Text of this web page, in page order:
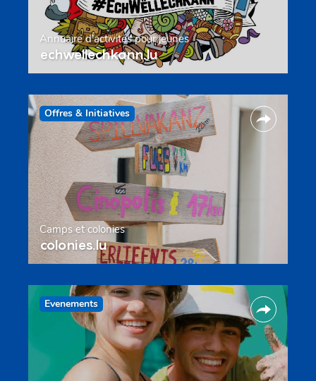
Annuaire d’activités pour jeunes
echwellechkann.lu
Offres & Initiatives
Camps et colonies
colonies.lu
Evenements